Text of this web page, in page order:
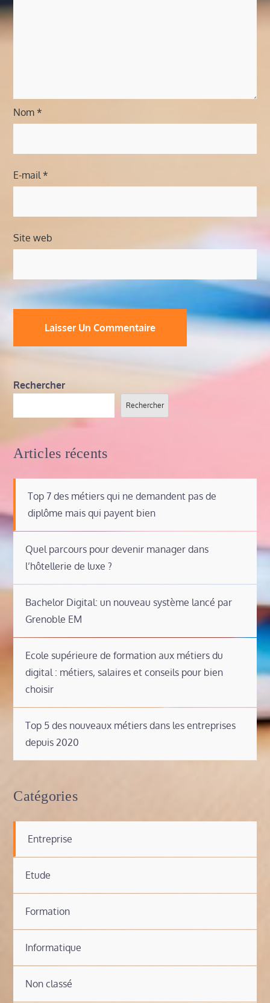
Nom*
E-mail*
Site web
Rechercher
Rechercher
Articles récents
Top 7 des métiers qui ne demandent pas de
diplôme mais qui payent bien
Quel parcours pour devenir manager dans
l’hôtellerie de luxe ?
Bachelor Digital: un nouveau système lancé par
Grenoble EM
Ecole supérieure de formation aux métiers du
digital : métiers, salaires et conseils pour bien
choisir
Top 5 des nouveaux métiers dans les entreprises
depuis 2020
Catégories
Entreprise
Etude
Formation
Informatique
Non classé